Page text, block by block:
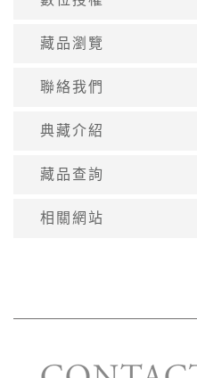
藏品瀏覽
聯絡我們
典藏介紹
藏品查詢
相關網站